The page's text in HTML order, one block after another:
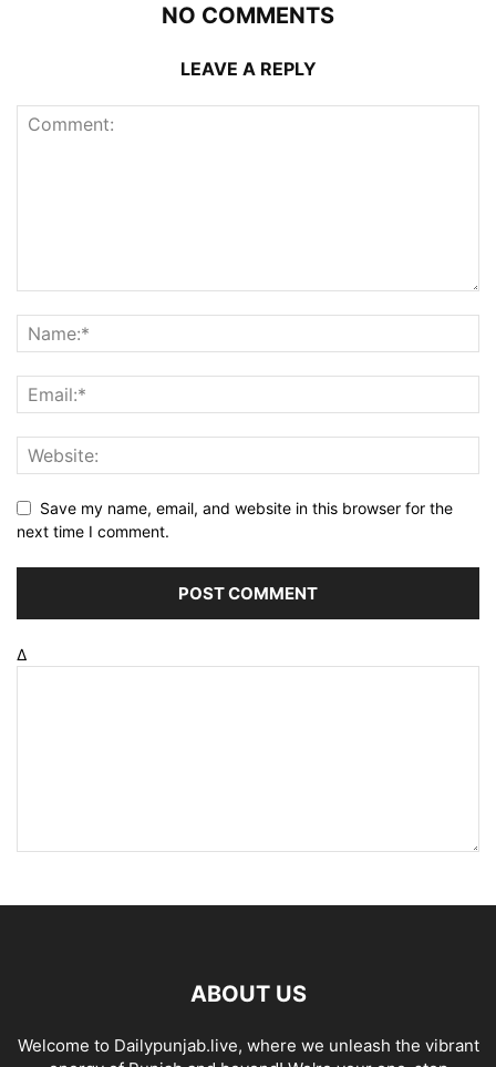
NO COMMENTS
LEAVE A REPLY
Save my name, email, and website in this browser for the
next time I comment.
Δ
ABOUT US
Welcome to Dailypunjab.live, where we unleash the vibrant